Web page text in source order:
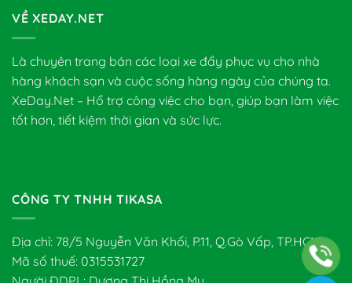
VỀ XEDAY.NET
Là chuyên trang bán các loại xe đẩy phục vụ cho nhà
hàng khách sạn và cuộc sống hàng ngày của chúng ta.
XeDay.Net – Hổ trợ công việc cho bạn, giúp bạn làm việc
tốt hơn, tiết kiệm thời gian và sức lực.
CÔNG TY TNHH TIKASA
Địa chỉ: 78/5 Nguyễn Văn Khối, P.11, Q.Gò Vấp, TP.HCM
Mã số thuế: 0315531727